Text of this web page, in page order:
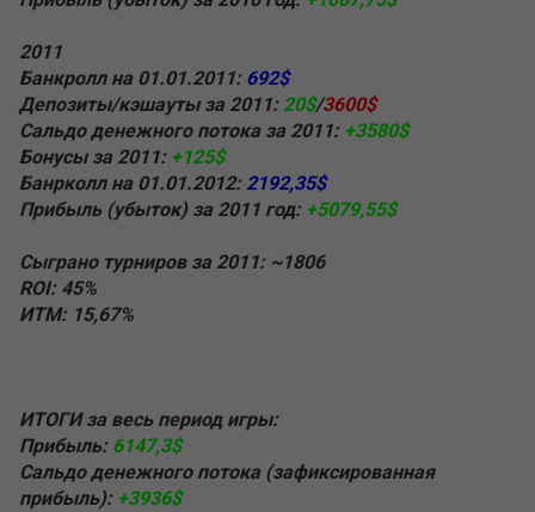
2011
Банкролл на 01.01.2011:692$
Депозиты/кэшауты за 2011:20$/3600$
Сальдо денежного потока за 2011: +3580$
Бонусы за 2011:+125$
Банрколл на 01.01.2012:2192,35$
Прибыль (убыток) за 2011 год: +5079,55$
Сыграно турниров за 2011: ~1806
ROI: 45%
ИТМ: 15,67%
ИТОГИ за весь период игры:
Прибыль:6147,3$
Сальдо денежного потока (зафиксированная
прибыль): +3936$